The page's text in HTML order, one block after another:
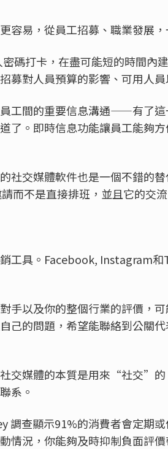
容易，從員工招募、職業發展
碼打卡，在盡可能短的時間內
募對人員預算的影響、可用人
工間的重要信息溝通——有了
了。即時信息功能讓員工能夠
社交媒體軟件也是一個不錯的
而不是直接排班，並且它的交
工具。Facebook, Instagram
手以及你的整個行業的評價，
己的問題，希望能聯絡到公關
交媒體的本質是用來“社交”
系。
調查顯示91%的消費者會定期
情況，你能夠及時抑制負面評